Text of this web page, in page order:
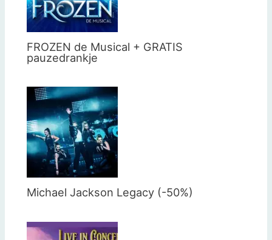
FROZEN de Musical + GRATIS
pauzedrankje
Michael Jackson Legacy (-50%)